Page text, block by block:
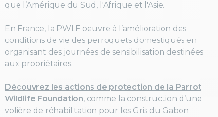
que l’Amérique du Sud, l'Afrique et l'Asie.
En France, la PWLF oeuvre à l’amélioration des
conditions de vie des perroquets domestiqués en
organisant des journées de sensibilisation destinées
aux propriétaires.
Découvrez les actions de protection de la Parrot
Wildlife Foundation, comme la construction d’une
volière de réhabilitation pour les Gris du Gabon